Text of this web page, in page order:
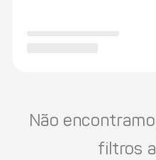
Não
filtros